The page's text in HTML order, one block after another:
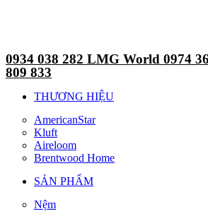
0934 038 282 LMG World 0974
809 833
THƯƠNG HIỆU
AmericanStar
Kluft
Aireloom
Brentwood Home
SẢN PHẨM
Nệm